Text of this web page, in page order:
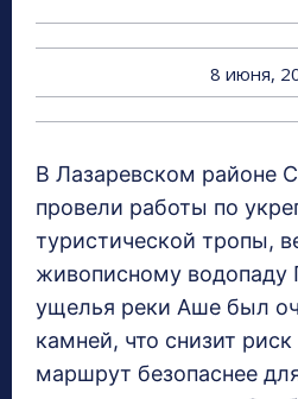
8 июня,
В Лазаревском районе
провели работы по
туристической тропы,
живописному водопаду
ущелья реки Аше был
камней, что снизит
маршрут безопаснее